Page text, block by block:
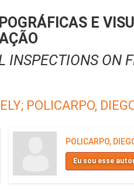
E
ON
POLICARPO,
POLICARPO,
Eu sou esse